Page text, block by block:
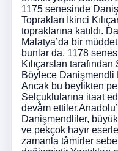
1175 senesinde
Toprakları İkinci
topraklarına katıldı.
Malatya’da bir
bunlar da, 1178
Kılıçarslan
Böylece Danişmendli
Ancak bu beylikten
Selçuklularına itaat
devâm
Danişmendliler,
ve pekçok hayır
zamanla tâmirler